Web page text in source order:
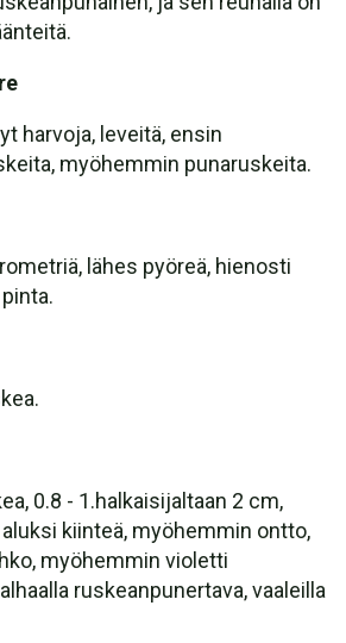
harvoja, leveitä, ensin
myöhemmin punaruskeita.
lähes pyöreä, hienosti
0.8 - 1.halkaisijaltaan 2 cm,
aluksi kiinteä, myöhemmin ontto,
myöhemmin violetti
ruskeanpunertava, vaaleilla